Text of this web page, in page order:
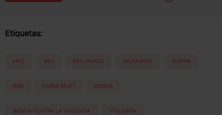
Etiquetas:
ARTE BBC BBC MUNDO BBCMUNDO GUERRA
IRAK KARIM WASFI MÚSICA
MÚSICA CONTRA LA VIOLENCIA VIOLENCIA